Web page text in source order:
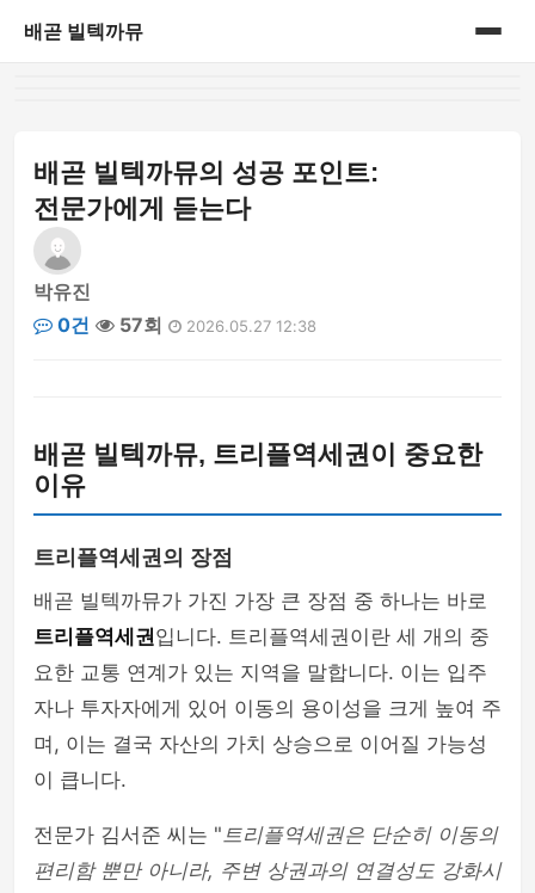
배곧 빌텍까뮤
배곧 빌텍까뮤의 성공 포인트:
전문가에게 듣는다
박유진
0건
57회 2026.05.27 12:38
배곧 빌텍까뮤, 트리플역세권이 중요한
이유
트리플역세권의 장점
배곧 빌텍까뮤가 가진 가장 큰 장점 중 하나는 바로
트리플역세권입니다. 트리플역세권이란 세 개의 중
요한 교통 연계가 있는 지역을 말합니다. 이는 입주
자나 투자자에게 있어 이동의 용이성을 크게 높여 주
며, 이는 결국 자산의 가치 상승으로 이어질 가능성
이 큽니다.
전문가 김서준 씨는 "트리플역세권은 단순히 이동의
편리함 뿐만 아니라, 주변 상권과의 연결성도 강화시